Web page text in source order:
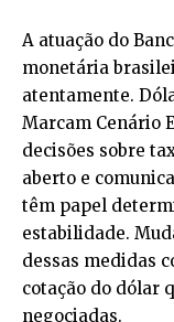
A atuação do
monetária
atentamente.
Marcam Cenário
decisões sobre
aberto e
têm papel
estabilidade.
dessas medidas
cotação do dólar
negociadas.